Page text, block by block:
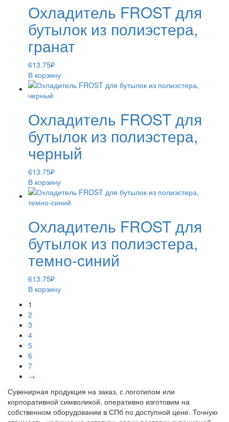
Охладитель FROST для
бутылок из полиэстера,
гранат
613.75₽
В корзину
Охладитель FROST для
бутылок из полиэстера,
черный
613.75₽
В корзину
Охладитель FROST для
бутылок из полиэстера,
темно-синий
613.75₽
В корзину
1
2
3
4
5
6
7
→
Сувенирная продукция на заказ, с логотипом или
корпоративной символикой, оперативно изготовим на
собственном оборудовании в СПб по доступной цене. Точную